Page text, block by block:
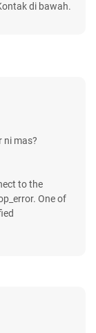
di bawah.
ni mas?
to the
One of